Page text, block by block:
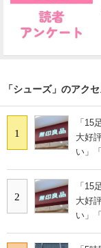
「シューズ」のアク
1
「15
大好
い」
2
「15
大好
い」